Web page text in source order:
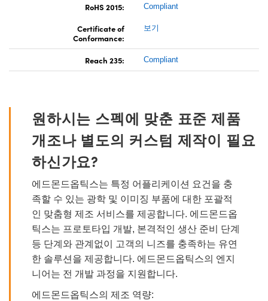
RoHS 2015: Compliant
Certificate of
Conformance:
보기
Reach 235: Compliant
원하시는 스펙에 맞춘 표준 제품
개조나 별도의 커스텀 제작이 필요
하신가요?
에드몬드옵틱스는 특정 어플리케이션 요건을 충
족할 수 있는 광학 및 이미징 부품에 대한 포괄적
인 맞춤형 제조 서비스를 제공합니다. 에드몬드옵
틱스는 프로토타입 개발, 본격적인 생산 준비 단계
등 단계와 관계없이 고객의 니즈를 충족하는 유연
한 솔루션을 제공합니다. 에드몬드옵틱스의 엔지
니어는 전 개발 과정을 지원합니다.
에드몬드옵틱스의 제조 역량: